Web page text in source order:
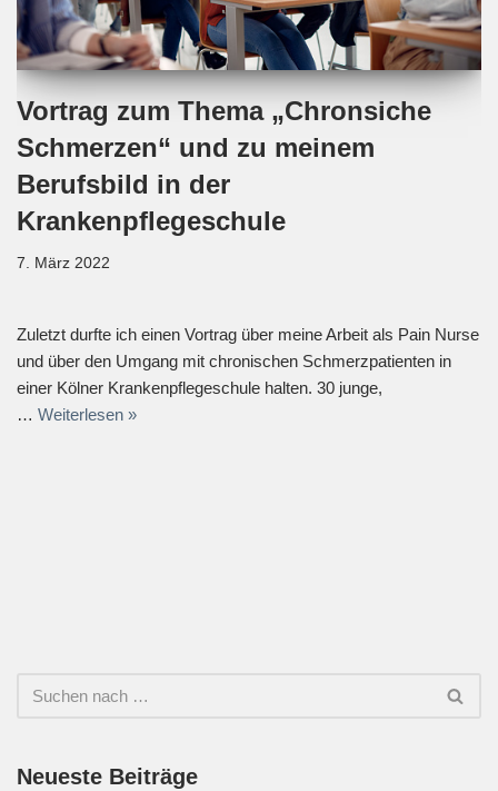
Vortrag zum Thema „Chronsiche
Schmerzen“ und zu meinem
Berufsbild in der
Krankenpflegeschule
7. März 2022
Zuletzt durfte ich einen Vortrag über meine Arbeit als Pain Nurse
und über den Umgang mit chronischen Schmerzpatienten in
einer Kölner Krankenpflegeschule halten. 30 junge,
… Weiterlesen »
Neueste Beiträge